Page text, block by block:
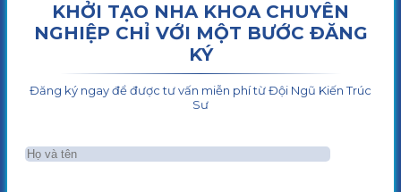
KHỞI TẠO NHA KHOA CHUYÊN
NGHIỆP CHỈ VỚI MỘT BƯỚC ĐĂNG
KÝ
Đăng ký ngay để được tư vấn miễn phí từ Đội Ngũ Kiến Trúc
Sư